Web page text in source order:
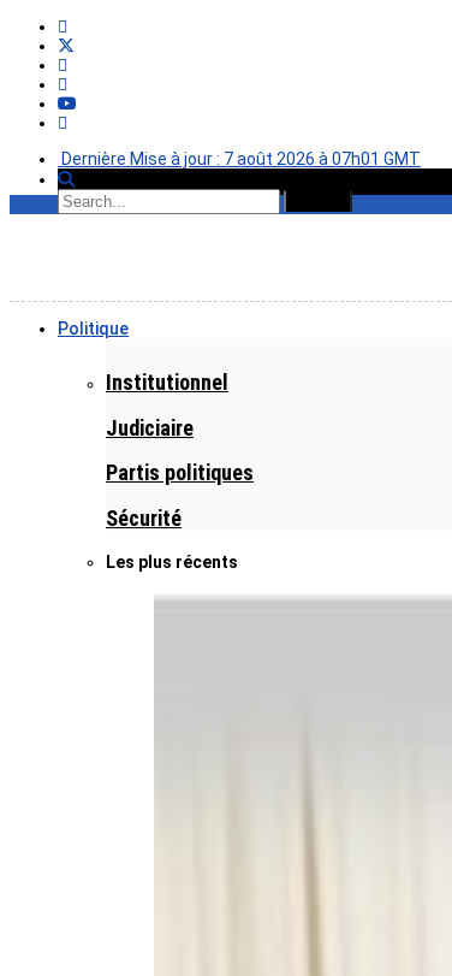
Dernière Mise à jour : 7 août 2026 à 07h01 GMT
Politique
Institutionnel
Judiciaire
Partis politiques
Sécurité
Les plus récents